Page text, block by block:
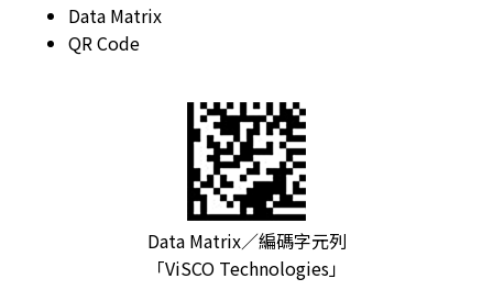
Data Matrix
QR Code
Data Matrix／編碼字元列
「ViSCO Technologies」